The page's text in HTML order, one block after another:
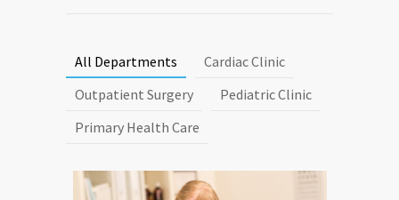
All Departments
Cardiac Clinic
Outpatient Surgery
Pediatric Clinic
Primary Health Care